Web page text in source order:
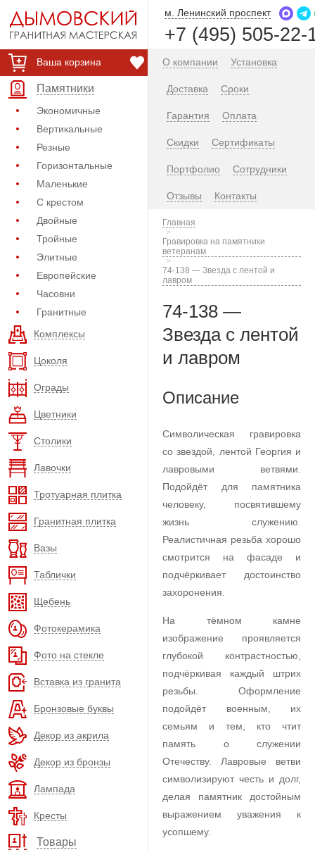
Ваша корзина
Памятники
Экономичные
Вертикальные
Резные
Горизонтальные
Маленькие
С крестом
Двойные
Тройные
Элитные
Европейские
Часовни
Гранитные
Комплексы
Цоколя
Ограды
Цветники
Столики
Лавочки
Тротуарная плитка
Гранитная плитка
Вазы
Таблички
Щебень
Фотокерамика
Фото на стекле
Вставка из гранита
Бронзовые буквы
Декор из акрила
Декор из бронзы
Лампада
Кресты
Товары
м. Ленинский проспект
+7 (495) 505-22-
О компании Установка
Доставка Сроки
Гарантия Оплата
Скидки Сертификаты
Портфолио Сотрудники
Отзывы Контакты
Главная
Гравировка на памятники
ветеранам
74-138 — Звезда с лентой и
лавром
74-138 —
Звезда с лентой
и лавром
Описание
Символическая гравировка
со звездой, лентой Георгия и
лавровыми ветвями.
Подойдёт для памятника
человеку, посвятившему
жизнь служению.
Реалистичная резьба хорошо
смотрится на фасаде и
подчёркивает достоинство
захоронения.
На тёмном камне
изображение проявляется
глубокой контрастностью,
подчёркивая каждый штрих
резьбы. Оформление
подойдёт военным, их
семьям и тем, кто чтит
память о служении
Отечеству. Лавровые ветви
символизируют честь и долг,
делая памятник достойным
выражением уважения к
усопшему.